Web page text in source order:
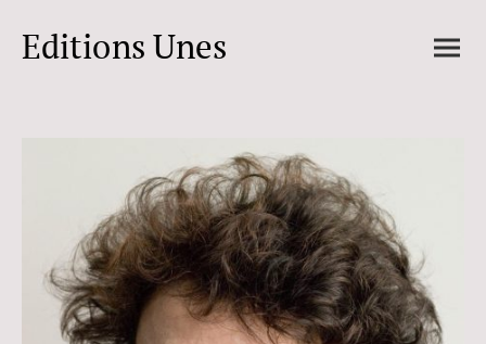
Editions Unes